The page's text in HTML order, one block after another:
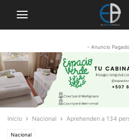
- Anuncio
Inicio Nacional Aprehenden a 134
Nacional